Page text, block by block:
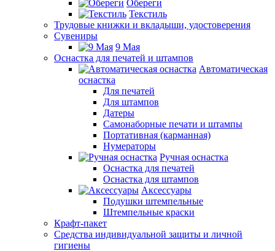
Обереги
Текстиль
Трудовые книжки и вкладыши, удостоверения
Сувениры
9 Мая
Оснастка для печатей и штампов
Автоматическая
оснастка
Для печатей
Для штампов
Датеры
Самонаборные печати и штампы
Портативная (карманная)
Нумераторы
Ручная оснастка
Оснастка для печатей
Оснастка для штампов
Аксессуары
Подушки штемпельные
Штемпельные краски
Крафт-пакет
Средства индивидуальной защиты и личной
гигиены